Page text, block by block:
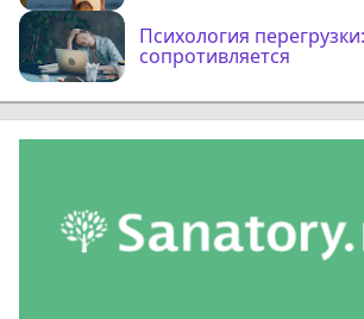
Психология
сопротивляется